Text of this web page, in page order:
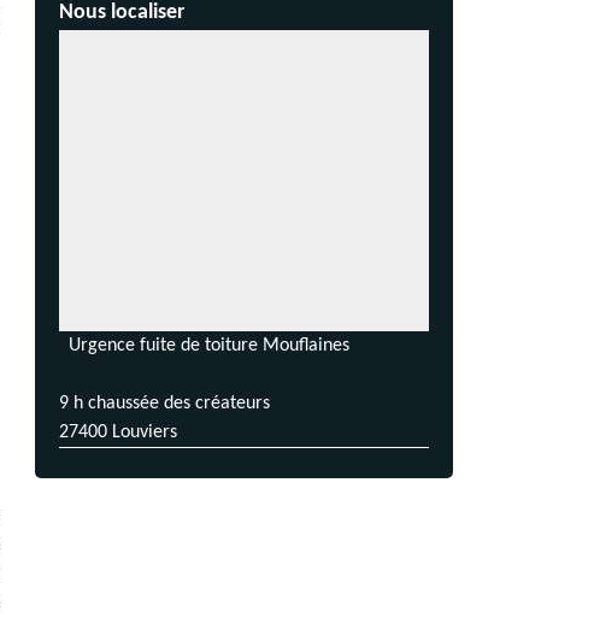
Nous localiser
Urgence fuite de toiture Mouflaines
9 h chaussée des créateurs
27400 Louviers